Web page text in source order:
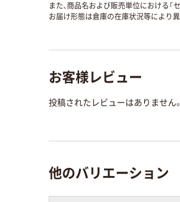
また、商品名および販売単位における「
お届け形態は倉庫の在庫状況等により
お客様レビュー
投稿されたレビューはありません
他のバリエーション